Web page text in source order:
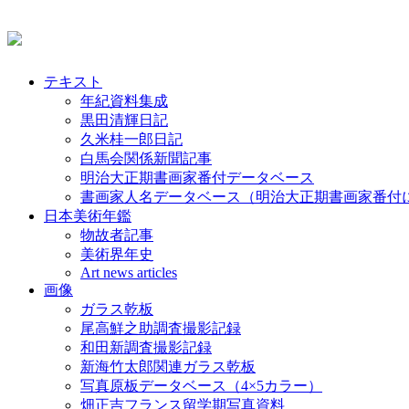
テキスト
年紀資料集成
黒田清輝日記
久米桂一郎日記
白馬会関係新聞記事
明治大正期書画家番付データベース
書画家人名データベース（明治大正期書画家番付
日本美術年鑑
物故者記事
美術界年史
Art news articles
画像
ガラス乾板
尾高鮮之助調査撮影記録
和田新調査撮影記録
新海竹太郎関連ガラス乾板
写真原板データベース（4×5カラー）
畑正吉フランス留学期写真資料